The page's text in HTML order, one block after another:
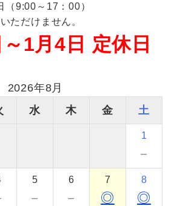
9:00～17：00）
ただけません。
1月4日 定休日
2026年8月
水 木 金 土
1
－
5
－
6
－
7
◎
8
◎